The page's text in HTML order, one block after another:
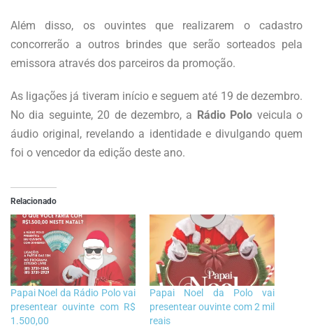
Além disso, os ouvintes que realizarem o cadastro
concorrerão a outros brindes que serão sorteados pela
emissora através dos parceiros da promoção.
As ligações já tiveram início e seguem até 19 de dezembro.
No dia seguinte, 20 de dezembro, a Rádio Polo veicula o
áudio original, revelando a identidade e divulgando quem
foi o vencedor da edição deste ano.
Relacionado
Papai Noel da Rádio Polo vai
presentear ouvinte com R$
1.500,00
Papai Noel da Polo vai
presentear ouvinte com 2 mil
reais